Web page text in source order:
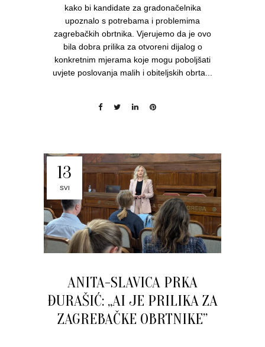
kako bi kandidate za gradonačelnika
upoznalo s potrebama i problemima
zagrebačkih obrtnika. Vjerujemo da je ovo
bila dobra prilika za otvoreni dijalog o
konkretnim mjerama koje mogu poboljšati
uvjete poslovanja malih i obiteljskih obrta...
13
SVI
ANITA-SLAVICA PRKA
ĐURAŠIĆ: „AI JE PRILIKA ZA
ZAGREBAČKE OBRTNIKE”